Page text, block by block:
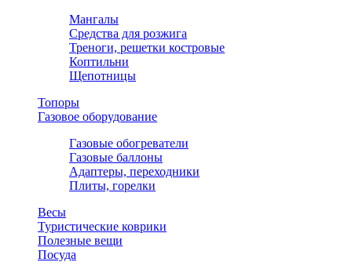
Мангалы
Средства для розжига
Треноги, решетки костровые
Коптильни
Щепотницы
Топоры
Газовое оборудование
Газовые обогреватели
Газовые баллоны
Адаптеры, переходники
Плиты, горелки
Весы
Туристические коврики
Полезные вещи
Посуда